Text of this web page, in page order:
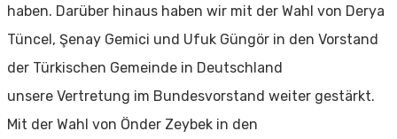
haben. Darüber hinaus haben wir mit der Wahl von Derya
Tüncel, Şenay Gemici und Ufuk Güngör in den Vorstand
der Türkischen Gemeinde in Deutschland
unsere Vertretung im Bundesvorstand weiter gestärkt.
Mit der Wahl von Önder Zeybek in den